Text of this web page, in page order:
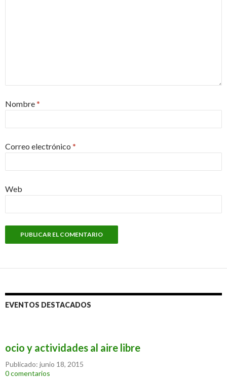
Nombre*
Correo electrónico *
Web
EVENTOS DESTACADOS
ocio y actividades al aire libre
Publicado: junio 18, 2015
0 comentarios